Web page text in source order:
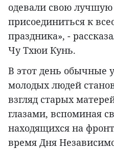
одевали свою
присоединиться к
праздника», -
Чу Тхюи Кунь.
В этот день обычные
молодых людей
взгляд старых
глазами, вспоминая
находящихся на
время Дня